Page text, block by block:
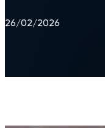
26/02/2026